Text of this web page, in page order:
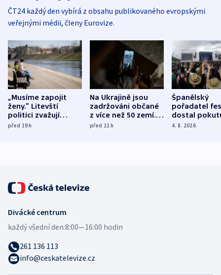
ČT24 každý den vybírá z obsahu publikovaného evropskými
veřejnými médii, členy Eurovize.
„Musíme zapojit
ženy.“ Litevští
politici zvažují
dohodu o
před 19h
Na Ukrajině jsou
zadržováni občané
z více než 50 zemí.
Bojovali na straně
před 21h
Španělský
pořadatel
dostal
nekalé
4. 8. 2026
Divácké centrum
každý všední den:8:00—16:00 hodin
261 136 113
info@ceskatelevize.cz